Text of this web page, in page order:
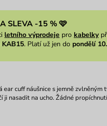
SLEVA -15 % 🩷
letního výprodeje pro kabelky
KAB15. Platí už jen do pondělí
ear cuff náušnice s jemně
ji nasadit na ucho. Žádné